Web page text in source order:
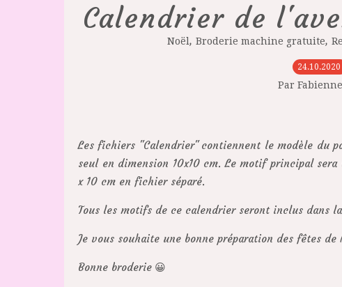
Calendrier de
Noël, Broderie machine gratuite,
24.10.2020
Par Fabienne
Les fichiers "Calendrier" contiennent le modèle du
seul en dimension 10x10 cm. Le motif principal
x 10 cm en fichier séparé.
Tous les motifs de ce calendrier seront inclus dans
Je vous souhaite une bonne préparation des fêtes de
Bonne broderie 😀